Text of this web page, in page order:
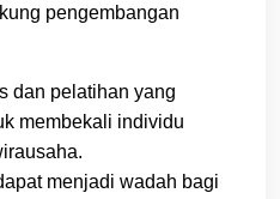
pengembangan
dan pelatihan yang
membekali individu
menjadi wadah bagi